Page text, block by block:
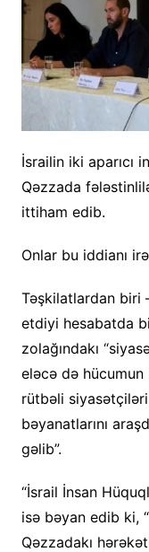
İsrailin iki aparıcı
Qəzzada
ittiham edib.
Onlar bu iddianı
Təşkilatlardan biri
etdiyi hesabatda
zolağındakı
eləcə də
rütbəli
bəyanatlarını
gəlib”.
“İsrail İnsan
isə bəyan edib ki,
Qəzzadakı